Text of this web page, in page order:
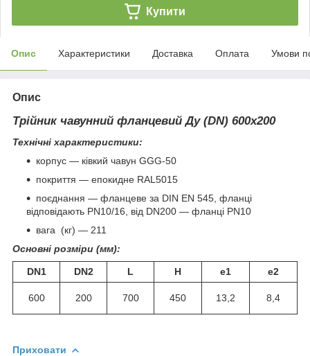
Купити
Опис Характеристики Доставка Оплата Умови
Опис
Трійник чавунний фланцевий Ду (DN) 600х200
Технічні характеристики:
корпус — ківкий чавун GGG-50
покриття — епокидне RAL5015
поєднання — фланцеве за DIN EN 545, фланці
відповідають PN10/16, від DN200 — фланці PN10
вага (кг) — 211
Основні розміри (мм):
DN1 DN2 L Н e1 e2
600 200 700 450 13,2 8,4
Приховати